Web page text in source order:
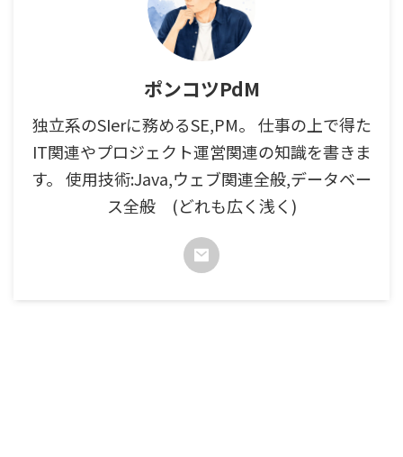
ポンコツPdM
独立系のSIerに務めるSE,PM。 仕事の上で得た
IT関連やプロジェクト運営関連の知識を書きま
す。 使用技術:Java,ウェブ関連全般,データベー
ス全般 (どれも広く浅く)